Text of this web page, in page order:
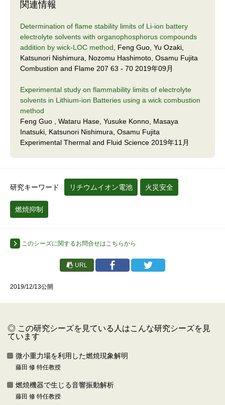
関連情報
Determination of flame stability limits of Li-ion battery
electrolyte solvents with organophosphorus compounds
addition by wick-LOC method , Feng Guo, Yu Ozaki,
Katsunori Nishimura, Nozomu Hashimoto, Osamu Fujita
Combustion and Flame 207 63 - 70 2019年09月
Experimental study on flammability limits of electrolyte
solvents in Lithium-ion Batteries using a wick combustion
method
Feng Guo , Wataru Hase, Yusuke Konno, Masaya
Inatsuki, Katsunori Nishimura, Osamu Fujita
Experimental Thermal and Fluid Science 2019年11月
研究キーワード リチウムイオン電池 火災安全
燃焼抑制
このシーズに関するお問合せはこちらから
URL
2019/12/13公開
◎ この研究シーズを見ている人はこんな研究シーズを見
ています
微小重力場を利用した燃焼現象解明
藤田 修 特任教授
燃焼機器で生じる音響振動解析
藤田 修 特任教授